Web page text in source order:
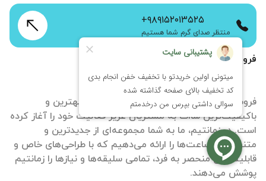
فروشگاه اینترنتی زمانتیم
فروشگاه آنلاین ساعت زمانتیم با هدف ارائه بهترین و
باکیفیت‌ترین ساات‌ به مشتریان عزیز فعالیت خود را آغاز کرده
است. در زمانتیم، ما به شما مجموعه‌ای از جدیدترین و
متنوع‌ترین ساعت‌ها را ارائه می‌دهیم که با طراحی‌های خاص و
قابلیت‌های منحصر به فرد، تمامی سلیقه‌ها و نیازها را زمانتیم
پوشش می‌دهند.
+۹۸۹۱۵۲۰۱۳۵۲۵
منتظر صدای گرم شما هستیم